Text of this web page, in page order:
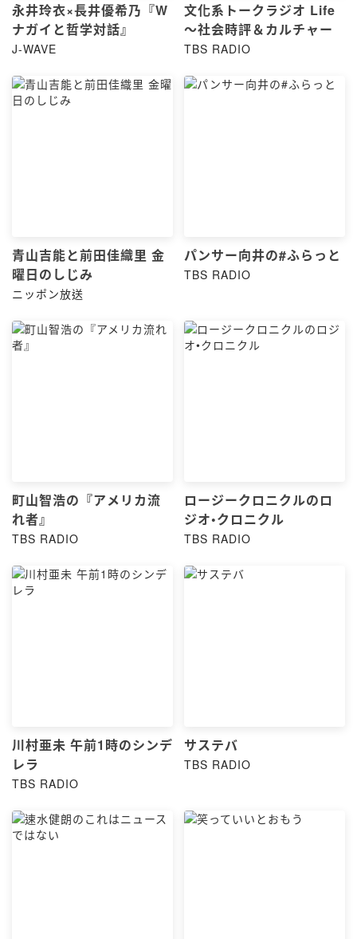
永井玲衣×長井優希乃『W
ナガイと哲学対話』
J-WAVE
文化系トークラジオ Life
～社会時評＆カルチャー
TBS RADIO
青山吉能と前田佳織里 金
曜日のしじみ
ニッポン放送
パンサー向井の#ふらっと
TBS RADIO
町山智浩の『アメリカ流
れ者』
TBS RADIO
ロージークロニクルのロ
ジオ•クロニクル
TBS RADIO
川村亜未 午前1時のシンデ
レラ
TBS RADIO
サステバ
TBS RADIO